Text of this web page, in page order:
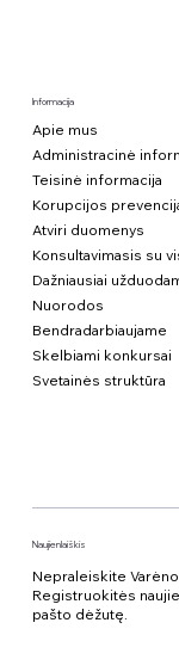
Informacija
Apie mus
Administracinė
Teisinė informacija
Korupcijos
Atviri duomenys
Konsultavimasis su
Dažniausiai
Nuorodos
Bendradarbiaujame
Skelbiami konkursai
Svetainės struktūra
Naujienlaiškis
Nepraleiskite
Registruokitės
pašto dėžutę.